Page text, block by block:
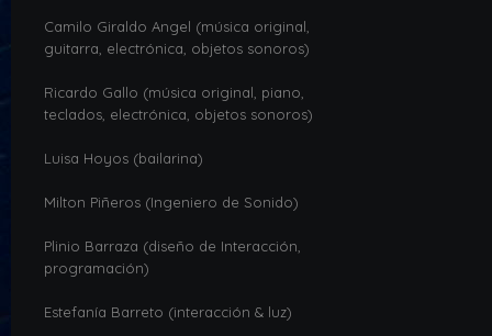
Camilo Giraldo Angel (música original,
guitarra, electrónica, objetos sonoros)
Ricardo Gallo (música original, piano,
teclados, electrónica, objetos sonoros)
Luisa Hoyos (bailarina)
Milton Piñeros (Ingeniero de Sonido)
Plinio Barraza (diseño de Interacción,
programación)
Estefanía Barreto (interacción & luz)